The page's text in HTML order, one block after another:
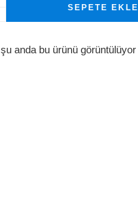
SEPETE EKLE
şu anda bu ürünü görüntülüyor